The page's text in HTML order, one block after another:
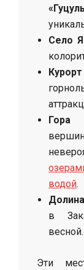
Село
Гора
водой.
в
весной.
Эти